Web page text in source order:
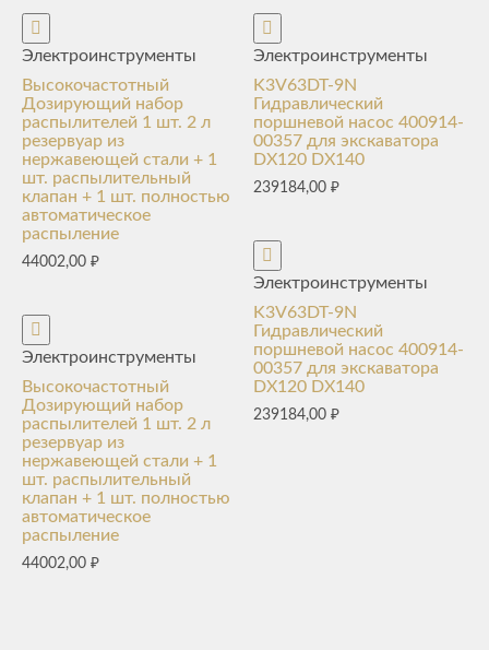
Электроинструменты
Высокочастотный
Дозирующий набор
распылителей 1 шт. 2 л
резервуар из
нержавеющей стали + 1
шт. распылительный
клапан + 1 шт. полностью
автоматическое
распыление
44002,00 ₽
Электроинструменты
Высокочастотный
Дозирующий набор
распылителей 1 шт. 2 л
резервуар из
нержавеющей стали + 1
шт. распылительный
клапан + 1 шт. полностью
автоматическое
распыление
44002,00 ₽
Электроинструменты
K3V63DT-9N
Гидравлический
поршневой насос 400914-
00357 для экскаватора
DX120 DX140
239184,00₽
Электроинструменты
K3V63DT-9N
Гидравлический
поршневой насос 400914-
00357 для экскаватора
DX120 DX140
239184,00₽